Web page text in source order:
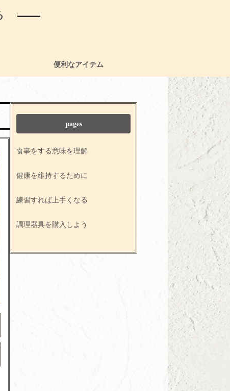
便利なアイテム
pages
食事をする意味を理解
健康を維持するために
練習すれば上手くなる
調理器具を購入しよう